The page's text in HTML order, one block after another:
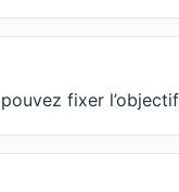
fixer